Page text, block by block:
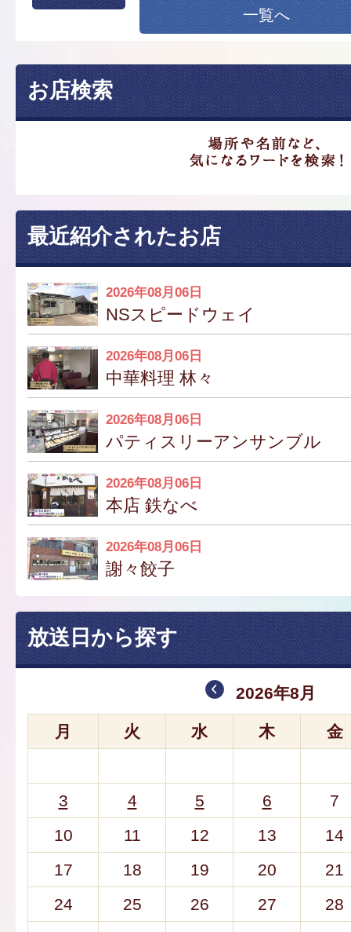
一覧へ
お店検索
最近紹介されたお店
2026年08月06日
NSスピードウェイ
2026年08月06日
中華料理 林々
2026年08月06日
パティスリーアンサンブル
2026年08月06日
本店 鉄なべ
2026年08月06日
謝々餃子
放送日から探す
2026年8月
月 火 水 木 金
3 4 5 6
7
10
11 12 13
14
17
18 19 20
21
24
25 26 27
28